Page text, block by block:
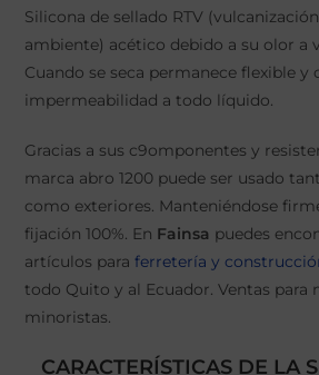
Silicona de sellado RTV
ambiente) acético debido a su olor a
Cuando se seca permanece flexible y
impermeabilidad a todo líquido.
Gracias a sus c9omponentes y
marca abro 1200 puede ser usado
como exteriores. Manteniéndose
fijación 100%. En Fainsa puedes
artículos para ferretería y
todo Quito y al Ecuador. Ventas para
minoristas.
CARACTERÍSTICAS DE LA